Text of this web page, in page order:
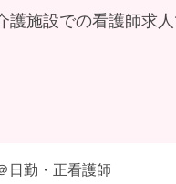
護施設での看護師求
日勤・正看護師